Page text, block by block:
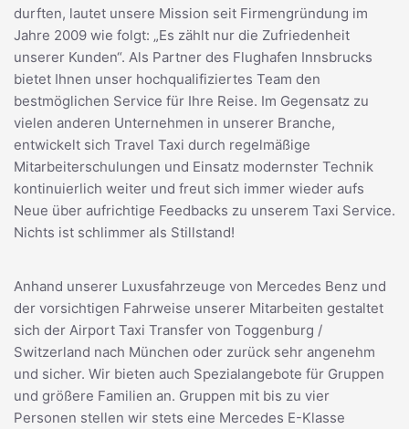
durften, lautet unsere Mission seit Firmengründung im
Jahre 2009 wie folgt: „Es zählt nur die Zufriedenheit
unserer Kunden“. Als Partner des Flughafen Innsbrucks
bietet Ihnen unser hochqualifiziertes Team den
bestmöglichen Service für Ihre Reise. Im Gegensatz zu
vielen anderen Unternehmen in unserer Branche,
entwickelt sich Travel Taxi durch regelmäßige
Mitarbeiterschulungen und Einsatz modernster Technik
kontinuierlich weiter und freut sich immer wieder aufs
Neue über aufrichtige Feedbacks zu unserem Taxi Service.
Nichts ist schlimmer als Stillstand!
Anhand unserer Luxusfahrzeuge von Mercedes Benz und
der vorsichtigen Fahrweise unserer Mitarbeiten gestaltet
sich der Airport Taxi Transfer von Toggenburg /
Switzerland nach München oder zurück sehr angenehm
und sicher. Wir bieten auch Spezialangebote für Gruppen
und größere Familien an. Gruppen mit bis zu vier
Personen stellen wir stets eine Mercedes E-Klasse